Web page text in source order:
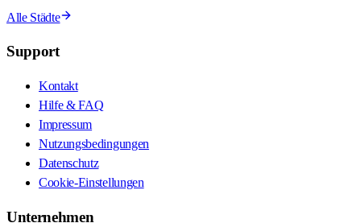
Alle Städte
Support
Kontakt
Hilfe & FAQ
Impressum
Nutzungsbedingungen
Datenschutz
Cookie-Einstellungen
Unternehmen